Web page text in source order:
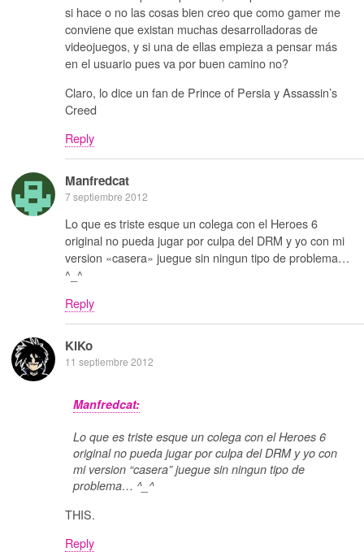
si hace o no las cosas bien creo que como gamer me
conviene que existan muchas desarrolladoras de
videojuegos, y si una de ellas empieza a pensar más
en el usuario pues va por buen camino no?
Claro, lo dice un fan de Prince of Persia y Assassin’s
Creed
Reply
Manfredcat
7 septiembre 2012
Lo que es triste esque un colega con el Heroes 6
original no pueda jugar por culpa del DRM y yo con mi
version «casera» juegue sin ningun tipo de problema…
^_^
Reply
KiKo
11 septiembre 2012
Manfredcat:
Lo que es triste esque un colega con el Heroes 6
original no pueda jugar por culpa del DRM y yo con
mi version “casera” juegue sin ningun tipo de
problema… ^_^
THIS.
Reply